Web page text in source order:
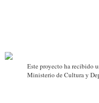
Este proyecto ha recibido
Ministerio de Cultura y